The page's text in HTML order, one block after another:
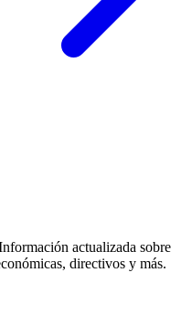
actualizada sobre
directivos y más.